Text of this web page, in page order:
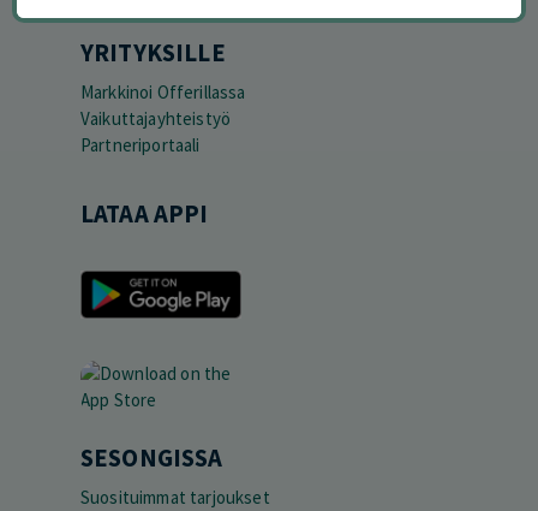
YRITYKSILLE
Markkinoi Offerillassa
Vaikuttajayhteistyö
Partneriportaali
LATAA APPI
SESONGISSA
Suosituimmat tarjoukset